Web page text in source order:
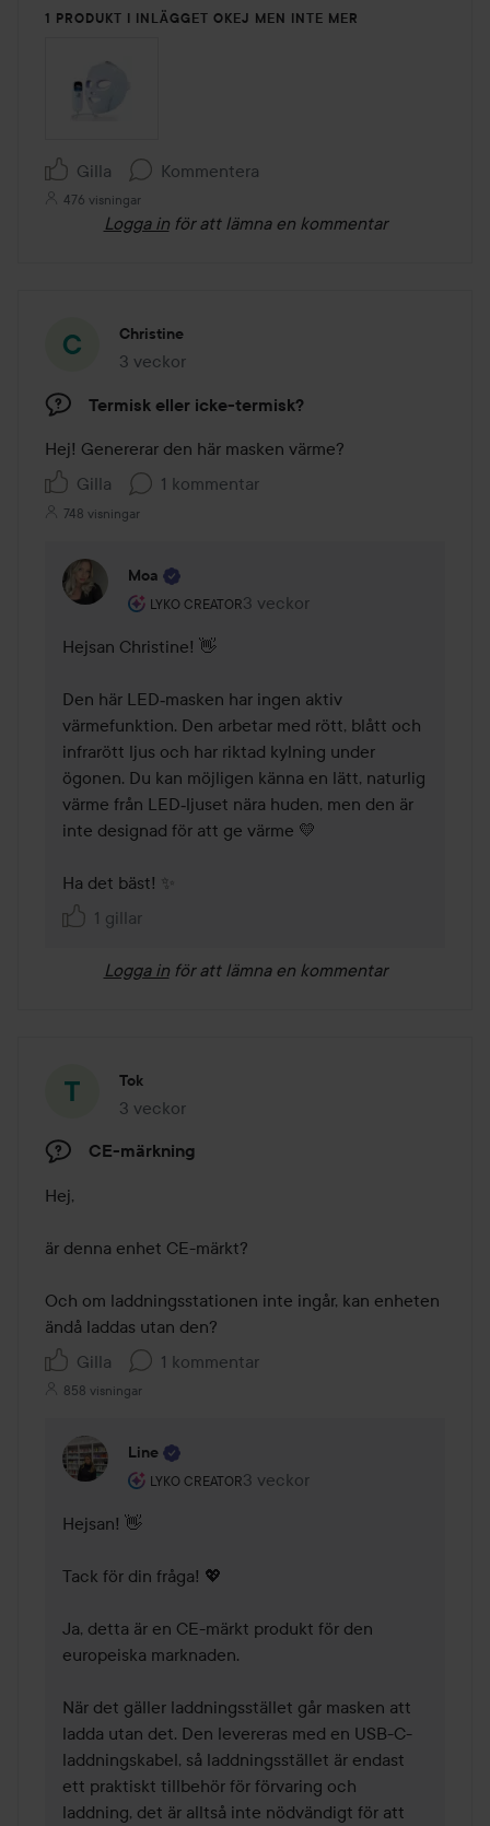
1 PRODUKT I INLÄGGET OKEJ MEN INTE MER
Gilla Kommentera
476 visningar
Logga in för att lämna en kommentar
Christine
3 veckor
Inlägget skapades 3 veckor
Termisk eller icke-termisk?
Hej! Genererar den här masken värme?
Gilla
1 kommentar
748 visningar
Moa
LYKO CREATOR
Användarens roll: Lyko Creator.
3 veckor
Kommentaren lades 3 veckor
Hejsan Christine! 👋
Den här LED‑masken har ingen aktiv
värmefunktion. Den arbetar med rött, blått och
infrarött ljus och har riktad kylning under
ögonen. Du kan möjligen känna en lätt, naturlig
värme från LED‑ljuset nära huden, men den är
inte designad för att ge värme 💛
Ha det bäst! ✨
1 gillar
Logga in för att lämna en kommentar
Tok
3 veckor
Inlägget skapades 3 veckor
CE-märkning
Hej,
är denna enhet CE-märkt?
Och om laddningsstationen inte ingår, kan enheten
ändå laddas utan den?
Gilla
1 kommentar
858 visningar
Line
LYKO CREATOR
Användarens roll: Lyko Creator.
3 veckor
Kommentaren lades 3 veckor
Hejsan! 👋
Tack för din fråga! 💖
Ja, detta är en CE-märkt produkt för den
europeiska marknaden.
När det gäller laddningsstället går masken att
ladda utan det. Den levereras med en USB-C-
laddningskabel, så laddningsstället är endast
ett praktiskt tillbehör för förvaring och
laddning, det är alltså inte nödvändigt för att